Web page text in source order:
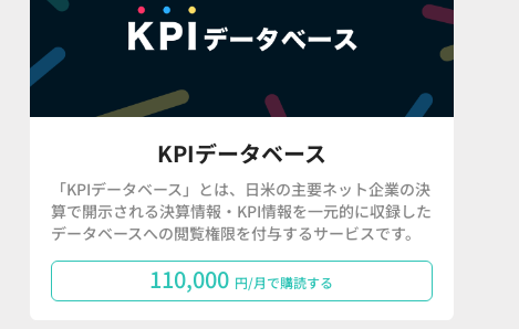
KPIデータベース
「KPIデータベース」とは、日米の主要ネット企業の決
算で開示される決算情報・KPI情報を一元的に収録した
データベースへの閲覧権限を付与するサービスです。
110,000 円/月で購読する